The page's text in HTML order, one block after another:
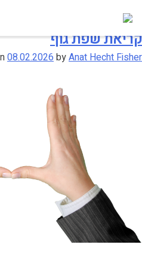
content
חודש:
קריאת שפת גוף
08.02.2026byAnat Hecht Fisher